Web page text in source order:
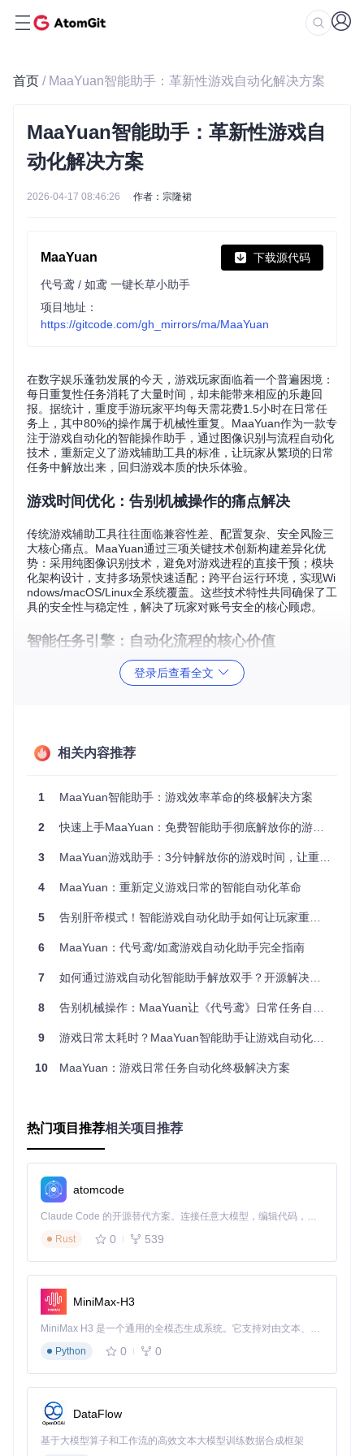
首页 / MaaYuan智能助手：革新性游戏自动化解决方案
MaaYuan智能助手：革新性游戏自
动化解决方案
2026-04-17 08:46:26 作者：宗隆裙
MaaYuan 下载源代码
代号鸢 / 如鸢 一键长草小助手
项目地址：
https://gitcode.com/gh_mirrors/ma/MaaYuan
在数字娱乐蓬勃发展的今天，游戏玩家面临着一个普遍困境：
每日重复性任务消耗了大量时间，却未能带来相应的乐趣回
报。据统计，重度手游玩家平均每天需花费1.5小时在日常任
务上，其中80%的操作属于机械性重复。MaaYuan作为一款专
注于游戏自动化的智能操作助手，通过图像识别与流程自动化
技术，重新定义了游戏辅助工具的标准，让玩家从繁琐的日常
任务中解放出来，回归游戏本质的快乐体验。
游戏时间优化：告别机械操作的痛点解决
传统游戏辅助工具往往面临兼容性差、配置复杂、安全风险三
大核心痛点。MaaYuan通过三项关键技术创新构建差异化优
势：采用纯图像识别技术，避免对游戏进程的直接干预；模块
化架构设计，支持多场景快速适配；跨平台运行环境，实现Wi
ndows/macOS/Linux全系统覆盖。这些技术特性共同确保了工
具的安全性与稳定性，解决了玩家对账号安全的核心顾虑。
智能任务引擎：自动化流程的核心价值
MaaYuan的智能任务执行系统采用分层设计，包含界面识别
层、决策逻辑层与操作执行层。界面识别层通过多特征匹配算
aaYuan能够处理复杂的游戏场景，从简单的点击操作到需要
策略判断的战斗流程，均能实现自动化执行。
跨平台适配方案：多设备无缝体验
针对不同操作系统的特性，MaaYuan开发了针对性的优化方
画面分析；macOS平台采用Quartz框架实现高效屏幕录制；Li
保了MaaYuan在各类硬件配置下均能保持稳定的性能表现，满
件定义自定义操作流程。在assets/presets目录中，用户可以
方案。高级用户还可利用内置的脚本引擎，编写复杂的条件判
能够适应不断更新的游戏内容，延长工具的生命周期。
多场景应用：满足不同玩家群体需求
成日常任务，晚间回家即可直接体验核心游戏内容。通过设置
任务优先级与执行时段，确保工作游戏两不误，实测可节省每
日1.2小时游戏操作时间。
多账号管理方案
供账号切换与任务队列功能。通过配置账号轮换策略，实现多
重度多开玩家。
轨迹，通过数据分析模块生成最优策略。玩家可对比不同操作
流程的效率差异，优化战斗策略，在PVP竞技中获得竞争优
势。
高效部署指南：从安装到运行的流程化操作
环境准备与依赖配置
预编译版本适用于大多数用户，下载对应系统的压缩包后，解
压至任意目录即可运行。首次启动时，程序会自动检测系统环
境，对缺失的运行库进行提示。技术爱好者可选择源码部署方
式，通过以下命令完成环境配置：
登录后查看全文
相关内容推荐
1 MaaYuan智能助手：游戏效率革命的终极解决方案
2 快速上手MaaYuan：免费智能助手彻底解放你的游戏时间
3 MaaYuan游戏助手：3分钟解放你的游戏时间，让重复任务自动化
4 MaaYuan：重新定义游戏日常的智能自动化革命
5 告别肝帝模式！智能游戏自动化助手如何让玩家重获游戏乐趣
6 MaaYuan：代号鸢/如鸢游戏自动化助手完全指南
7 如何通过游戏自动化智能助手解放双手？开源解决方案的全方位实践指南
8 告别机械操作：MaaYuan让《代号鸢》日常任务自动化
9 游戏日常太耗时？MaaYuan智能助手让游戏自动化效率提升300%
10 MaaYuan：游戏日常任务自动化终极解决方案
热门项目推荐相关项目推荐
atomcode
Claude Code 的开源替代方案。连接任意大模型，编辑代码，运行命令，自动验证 — 全自动执行。用 Rust 构建，极致性能。 ｜ An open-source alternative to Claude Code. Connect any LLM, edit code, run commands, and verify changes — autonomously. Built in Rust for speed. Get Started
Rust
0 539
MiniMax-H3
MiniMax H3 是一个通用的全模态生成系统。它支持对由文本、图像、视频和音频组成的多模态上下文进行统一理解，并能生成分辨率高达 2K、时长可达 15 秒的带原生立体声音频的视频。得益于面向任务泛化的系统设计，H3 在预训练阶段就已具备广泛的多模态上下文理解与生成能力，能够出色地执行复杂的多模态指令。
Python
0 0
DataFlow
基于大模型算子和工作流的高效文本大模型训练数据合成框架